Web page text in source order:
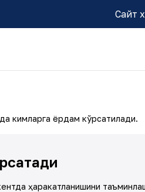
Сайт
кимларга ёрдам кўрсатилади.
ҳаракатланишини